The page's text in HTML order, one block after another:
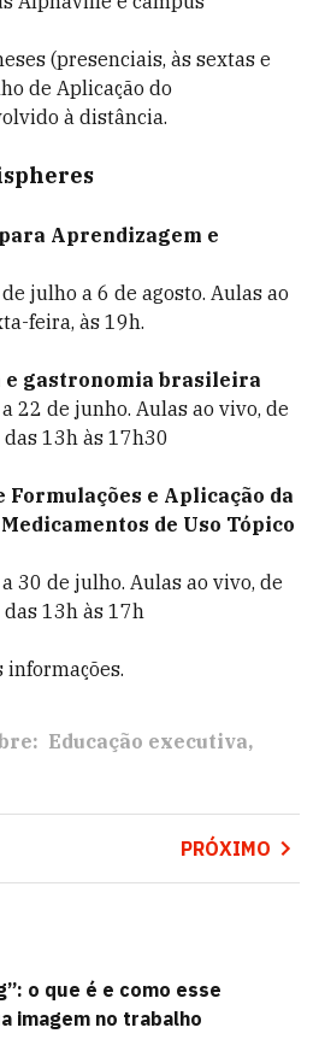
(presenciais, às sextas e
de Aplicação do
à distância.
Aprendizagem e
julho a 6 de agosto. Aulas ao
feira, às 19h.
e gastronomia brasileira
22 de junho. Aulas ao vivo, de
13h às 17h30
Formulações e Aplicação da
de Uso Tópico
30 de julho. Aulas ao vivo, de
13h às 17h
informações.
Educação executiva
PRÓXIMO
o que é e como esse
imagem no trabalho